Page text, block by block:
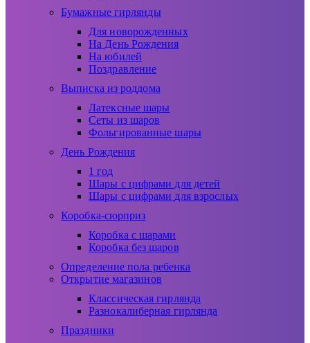
Бумажные гирлянды
Для новорожденных
На День Рождения
На юбилей
Поздравление
Выписка из роддома
Латексные шары
Сеты из шаров
Фольгированные шары
День Рождения
1 год
Шары с цифрами для детей
Шары с цифрами для взрослых
Коробка-сюрприз
Коробка с шарами
Коробка без шаров
Определение пола ребенка
Открытие магазинов
Классическая гирлянда
Разнокалиберная гирлянда
Праздники